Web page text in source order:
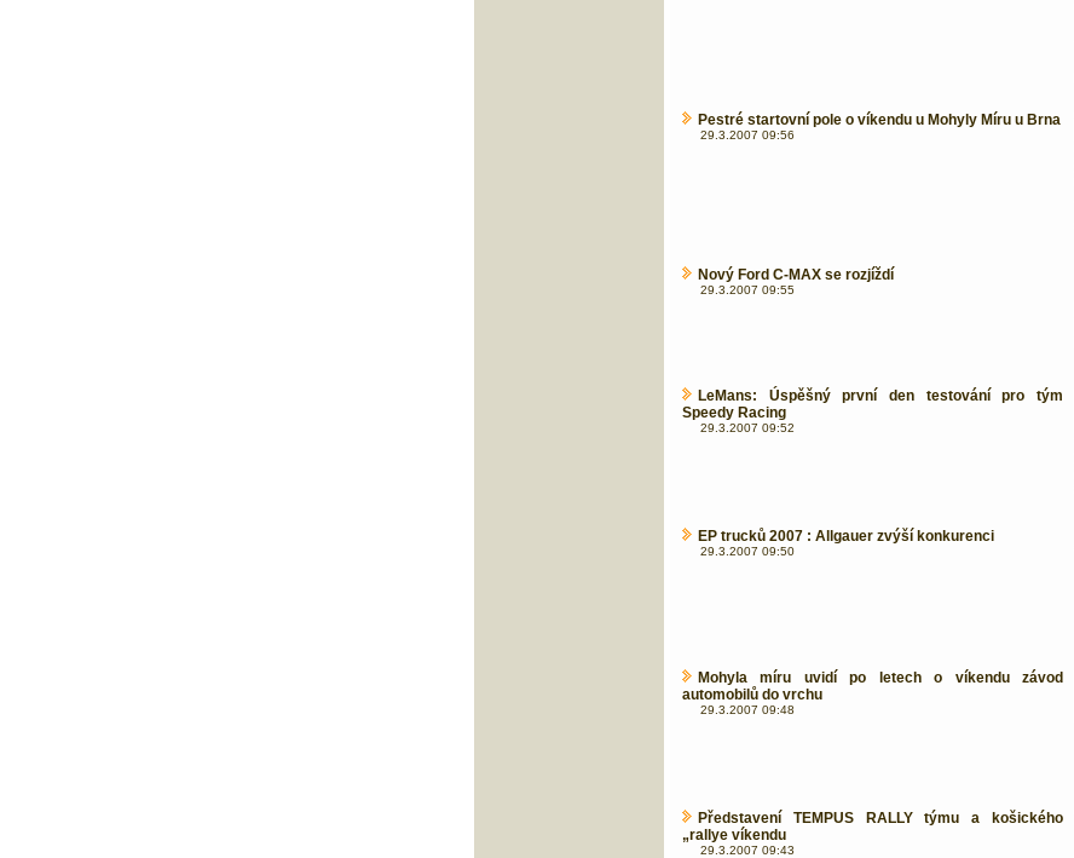
Pestré startovní pole o víkendu u Mohyly Míru u Brna
29.3.2007 09:56
Nový Ford C-MAX se rozjíždí
29.3.2007 09:55
LeMans: Úspěšný první den testování pro tým
Speedy Racing
29.3.2007 09:52
EP trucků 2007 : Allgauer zvýší konkurenci
29.3.2007 09:50
Mohyla míru uvidí po letech o víkendu závod
automobilů do vrchu
29.3.2007 09:48
Představení TEMPUS RALLY týmu a košického
„rallye víkendu
29.3.2007 09:43